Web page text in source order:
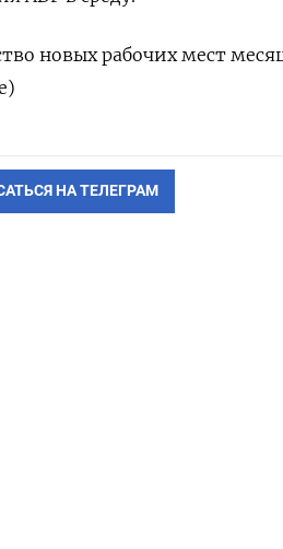
новых рабочих ​мест
НА ТЕЛЕГРАМ